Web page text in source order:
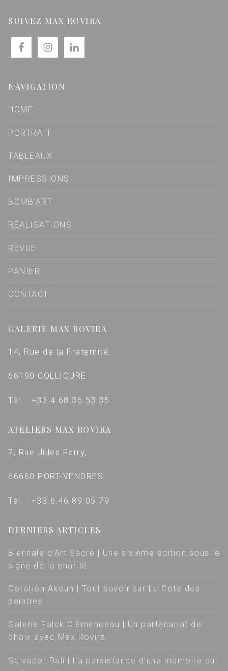
SUIVEZ MAX ROVIRA
NAVIGATION
HOME
PORTRAIT
TABLEAUX
IMPRESSIONS
BOMB’ART
RÉALISATIONS
REVUE
PANIER
CONTACT
GALERIE MAX ROVIRA
14, Rue de la Fraternité,
66190 COLLIOURE
Tél. : +33 4.68.36.53.35
ATELIERS MAX ROVIRA
7, Rue Jules Ferry,
66660 PORT-VENDRES
Tél. : +33 6.46.89.05.79
DERNIERS ARTICLES
Biennale d’Art Sacré | Une sixième édition sous le
signe de la charité
Cotation Akoun | Tout savoir sur La Cote des
peintres
Galerie Falck Clémenceau | Un partenariat de
choix avec Max Rovira
Salvador Dalí | La persistance d’une mémoire qui